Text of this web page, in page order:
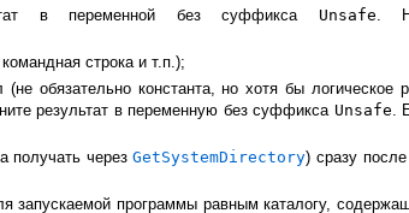
в переменной без суффикса Unsafe.
строка и т.п.);
обязательно константа, но хотя бы логическое
результат в переменную без суффикса Unsafe .
получать черезGetSystemDirectory) сразу
запускаемой программы равным каталогу,